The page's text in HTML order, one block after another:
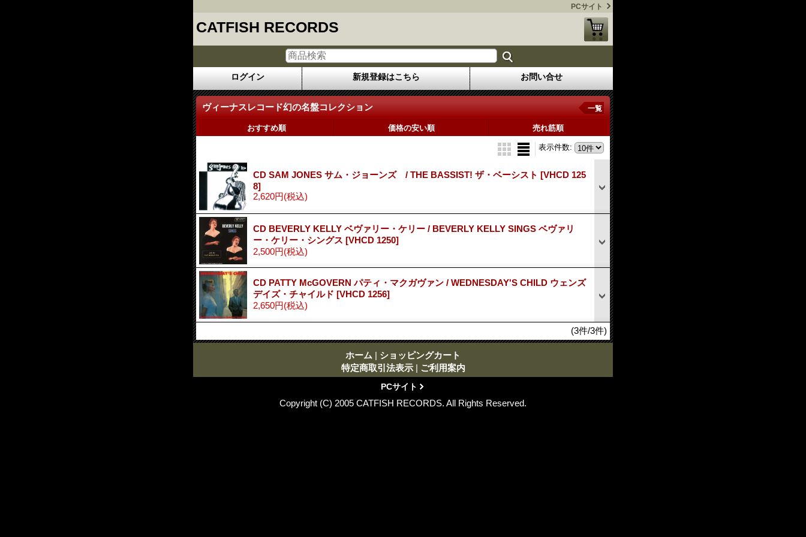
PCサイト
CATFISH RECORDS
ログイン 新規登録はこちら お問い合せ
ヴィーナスレコード幻の名盤コレクション 一覧
おすすめ順 価格の安い順 売れ筋順
表示件数:
CD SAM JONES サム・ジョーンズ / THE BASSIST! ザ・ベーシスト [VHCD 125
8]
2,620円(税込)
CD BEVERLY KELLY ベヴァリー・ケリー / BEVERLY KELLY SINGS ベヴァリ
ー・ケリー・シングス [VHCD 1250]
2,500円(税込)
CD PATTY McGOVERN パティ・マクガヴァン / WEDNESDAY'S CHILD ウェンズ
デイズ・チャイルド [VHCD 1256]
2,650円(税込)
(3件/3件)
ホーム | ショッピングカート
特定商取引法表示 | ご利用案内
PCサイト
Copyright (C) 2005 CATFISH RECORDS. All Rights Reserved.